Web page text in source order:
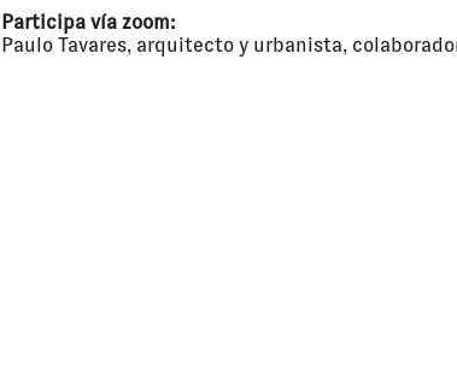
Participa vía zoom:
Paulo Tavares, arquitecto y urbanista,